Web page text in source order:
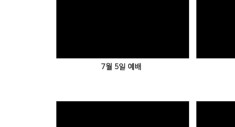
7월 5일 예배